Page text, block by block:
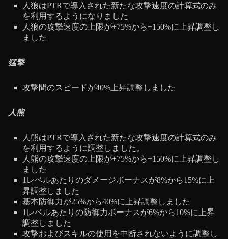
人狼はPTRで導入された新たな攻撃速度の計算式のみ
を利用するようになりました
人狼の攻撃速度の上限が+75%から+150%に上昇調整し
ました
猛撃
攻撃間のスピードが40%上昇調整しました
人熊
人熊はPTRで導入された新たな攻撃速度の計算式のみ
を利用するように調整しました。
人熊の攻撃速度の上限が+75%から+150%に上昇調整し
ました
1レベルあたりのダメージボーナスが8%から15%に上
昇調整しました
基本防御力が25%から40%に上昇調整しました
1レベルあたりの防御力ボーナスが6%から10%に上昇
調整しました
攻撃およびスキルの使用を中断されないように調整し